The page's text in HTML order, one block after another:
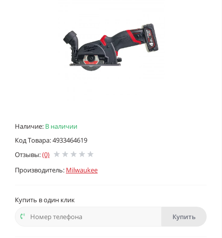
Наличие: В наличии
Код Товара: 4933464619
Отзывы:(0)
Производитель: Milwaukee
Купить в один клик
Купить